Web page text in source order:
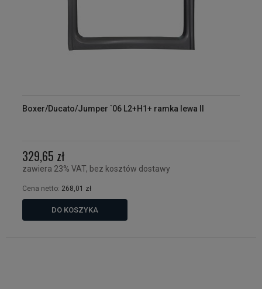
Boxer/Ducato/Jumper `06 L2+H1+ ramka lewa II
329,65 zł
zawiera 23% VAT, bez kosztów dostawy
Cena netto: 268,01 zł
DO KOSZYKA